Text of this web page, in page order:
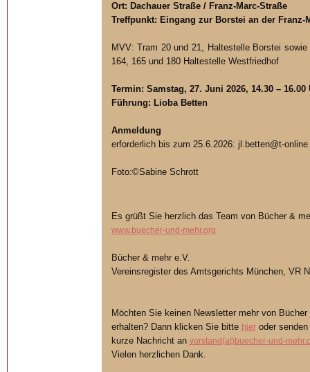
Ort: Dachauer Straße / Franz-Marc-Straße
Treffpunkt: Eingang zur Borstei an der Franz-
MVV: Tram 20 und 21, Haltestelle Borstei
164, 165 und 180 Haltestelle Westfriedhof
Termin: Samstag, 27. Juni 2026, 14.30 – 16.00
Führung: Lioba Betten
Anmeldung
erforderlich bis zum 25.6.2026: jl.betten@t-
Foto:©Sabine Schrott
Es grüßt Sie herzlich das Team von Bücher &
www.buecher-und-mehr.org
Bücher & mehr e.V.
Vereinsregister des Amtsgerichts München, VR
Möchten Sie keinen Newsletter mehr von
erhalten? Dann klicken Sie bitte hieroder senden
kurze Nachricht an vorstand(at)buecher-und-
Vielen herzlichen Dank.